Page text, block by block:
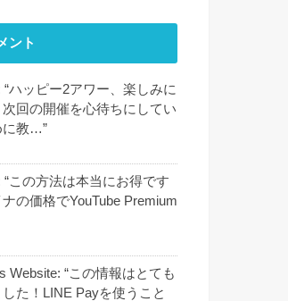
ント
“ハッピー2アワー、楽しみに
次回の開催を心待ちにしてい
に教…”
“この方法は本当にお得です
の価格でYouTube Premium
Website: “この情報はとても
た！LINE Payを使うこと